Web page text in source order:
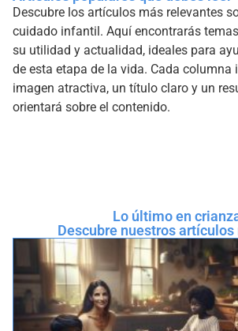
Descubre los artículos más relevantes
cuidado infantil. Aquí encontrarás
su utilidad y actualidad, ideales para
de esta etapa de la vida. Cada columna
imagen atractiva, un título claro y un
orientará sobre el contenido.
Lo último en
Descubre nuestros